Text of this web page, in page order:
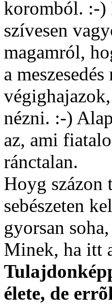
koromból. :-)
szívesen
magamról,
a
nézni. :-)
az, ami
ránctalan.
Hoyg százon
sebészeten
gyorsan
Minek, ha itt
élete, de